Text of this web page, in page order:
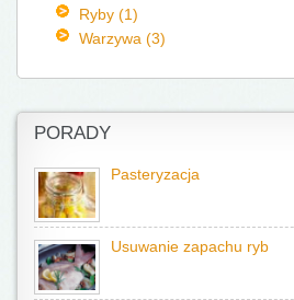
Ryby (1)
Warzywa (3)
PORADY
Pasteryzacja
Usuwanie zapachu ryb